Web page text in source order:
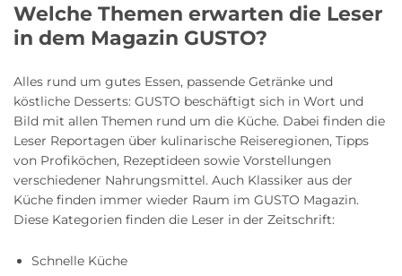
Welche Themen erwarten die Leser
in dem Magazin GUSTO?
Alles rund um gutes Essen, passende Getränke und
köstliche Desserts: GUSTO beschäftigt sich in Wort und
Bild mit allen Themen rund um die Küche. Dabei finden die
Leser Reportagen über kulinarische Reiseregionen, Tipps
von Profiköchen, Rezeptideen sowie Vorstellungen
verschiedener Nahrungsmittel. Auch Klassiker aus der
Küche finden immer wieder Raum im GUSTO Magazin.
Diese Kategorien finden die Leser in der Zeitschrift:
Schnelle Küche